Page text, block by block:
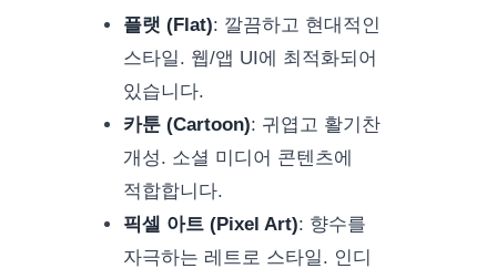
플랫 (Flat): 깔끔하고 현대적인
스타일. 웹/앱 UI에 최적화되어
있습니다.
카툰 (Cartoon): 귀엽고 활기찬
개성. 소셜 미디어 콘텐츠에
적합합니다.
픽셀 아트 (Pixel Art): 향수를
자극하는 레트로 스타일. 인디